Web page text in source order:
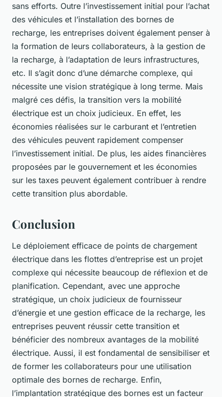
sans efforts. Outre l’investissement initial pour l’achat
des véhicules et l’installation des bornes de
recharge, les entreprises doivent également penser à
la formation de leurs collaborateurs, à la gestion de
la recharge, à l’adaptation de leurs infrastructures,
etc. Il s’agit donc d’une démarche complexe, qui
nécessite une vision stratégique à long terme. Mais
malgré ces défis, la transition vers la mobilité
électrique est un choix judicieux. En effet, les
économies réalisées sur le carburant et l’entretien
des véhicules peuvent rapidement compenser
l’investissement initial. De plus, les aides financières
proposées par le gouvernement et les économies
sur les taxes peuvent également contribuer à rendre
cette transition plus abordable.
Conclusion
Le déploiement efficace de points de chargement
électrique dans les flottes d’entreprise est un projet
complexe qui nécessite beaucoup de réflexion et de
planification. Cependant, avec une approche
stratégique, un choix judicieux de fournisseur
d’énergie et une gestion efficace de la recharge, les
entreprises peuvent réussir cette transition et
bénéficier des nombreux avantages de la mobilité
électrique. Aussi, il est fondamental de sensibiliser et
de former les collaborateurs pour une utilisation
optimale des bornes de recharge. Enfin,
l’implantation stratégique des bornes est un facteur